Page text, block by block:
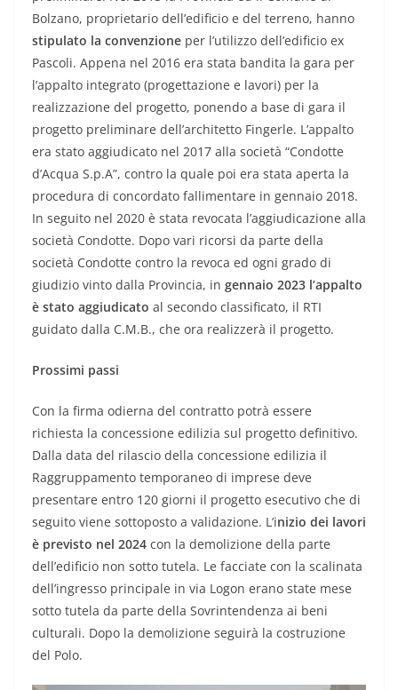
Bolzano, proprietario dell’edificio e del terreno, hanno
stipulato la convenzione per l’utilizzo dell’edificio ex
Pascoli. Appena nel 2016 era stata bandita la gara per
l’appalto integrato (progettazione e lavori) per la
realizzazione del progetto, ponendo a base di gara il
progetto preliminare dell’architetto Fingerle. L’appalto
era stato aggiudicato nel 2017 alla società “Condotte
d’Acqua S.p.A”, contro la quale poi era stata aperta la
procedura di concordato fallimentare in gennaio 2018.
In seguito nel 2020 è stata revocata l’aggiudicazione alla
società Condotte. Dopo vari ricorsi da parte della
società Condotte contro la revoca ed ogni grado di
giudizio vinto dalla Provincia, in gennaio 2023 l’appalto
è stato aggiudicato al secondo classificato, il RTI
guidato dalla C.M.B., che ora realizzerà il progetto.
Prossimi passi
Con la firma odierna del contratto potrà essere
richiesta la concessione edilizia sul progetto definitivo.
Dalla data del rilascio della concessione edilizia il
Raggruppamento temporaneo di imprese deve
presentare entro 120 giorni il progetto esecutivo che di
seguito viene sottoposto a validazione. L’inizio dei lavori
è previsto nel 2024 con la demolizione della parte
dell’edificio non sotto tutela. Le facciate con la scalinata
dell’ingresso principale in via Logon erano state mese
sotto tutela da parte della Sovrintendenza ai beni
culturali. Dopo la demolizione seguirà la costruzione
del Polo.